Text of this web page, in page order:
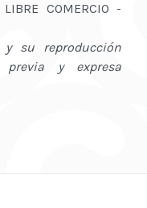
LIBRE COMERCIO -
su reproducción
y expresa